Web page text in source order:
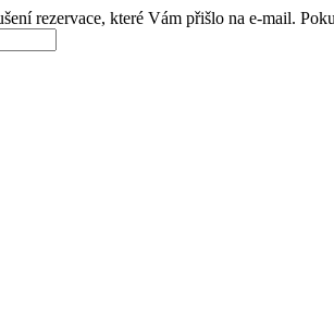
rezervace, které Vám přišlo na e-mail.